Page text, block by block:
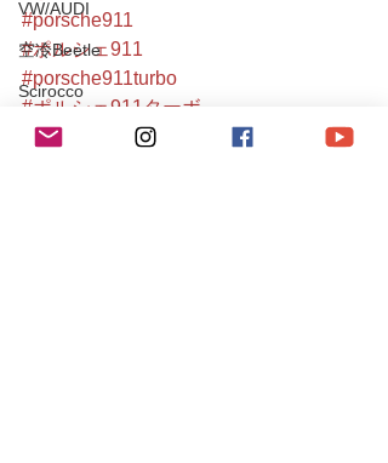
VW/AUDI
空冷Beetle
Scirocco
GOLF/R
#porsche911
#ポルシェ911
#porsche911turbo
#ポルシェ911ターボ
#911turbo